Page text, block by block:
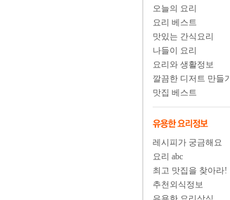
오늘의 요리
요리 베스트
맛있는 간식요리
나들이 요리
요리와 생활정보
깔끔한 디저트 만들기
맛집 베스트
레시피가 궁금해요
요리 abc
최고 맛집을 찾아라!
추천외식정보